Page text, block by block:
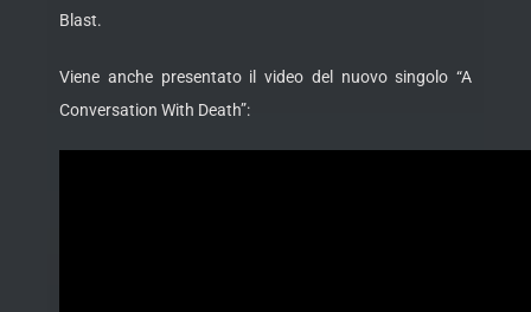
Blast.
Viene anche presentato il video del nuovo singolo “A
Conversation With Death”: